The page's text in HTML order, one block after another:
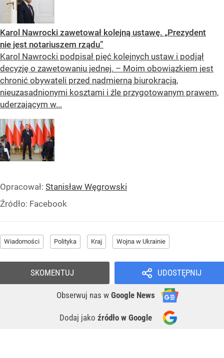
Karol Nawrocki zawetował kolejną ustawę. „Prezydent
nie jest notariuszem rządu”
Karol Nawrocki podpisał pięć kolejnych ustaw i podjął
decyzję o zawetowaniu jednej. – Moim obowiązkiem jest
chronić obywateli przed nadmierną biurokracją,
nieuzasadnionymi kosztami i źle przygotowanym prawem,
uderzającym w...
Opracował: Stanisław Węgrowski
Źródło: Facebook
Wiadomości Polityka Kraj Wojna w Ukrainie
UDOSTĘPNIJ
Obserwuj nas w Google News
Dodaj jako źródło w Google
SKOMENTUJ